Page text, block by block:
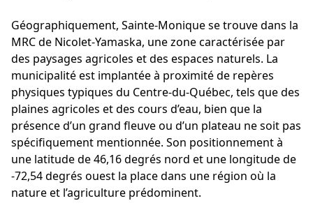
Géographiquement, Sainte-Monique se trouve dans la
MRC de Nicolet-Yamaska, une zone caractérisée par
des paysages agricoles et des espaces naturels. La
municipalité est implantée à proximité de repères
physiques typiques du Centre-du-Québec, tels que des
plaines agricoles et des cours d’eau, bien que la
présence d’un grand fleuve ou d’un plateau ne soit pas
spécifiquement mentionnée. Son positionnement à
une latitude de 46,16 degrés nord et une longitude de
-72,54 degrés ouest la place dans une région où la
nature et l’agriculture prédominent.